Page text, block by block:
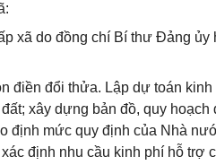
xã do đồng chí Bí thư Đảng
điền đổi thửa. Lập dự toán
xây dựng bản đồ, quy hoạch
định mức quy định của Nhà
xác định nhu cầu kinh phí hỗ trợ